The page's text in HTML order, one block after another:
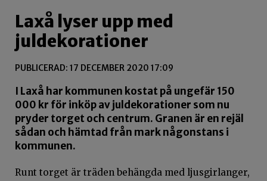
Laxå lyser upp med
juldekorationer
PUBLICERAD: 17 DECEMBER 2020 17:09
I Laxå har kommunen kostat på ungefär 150
000 kr för inköp av juldekorationer som nu
pryder torget och centrum. Granen är en rejäl
sådan och hämtad från mark någonstans i
kommunen.
Runt torget är träden behängda med ljusgirlanger,